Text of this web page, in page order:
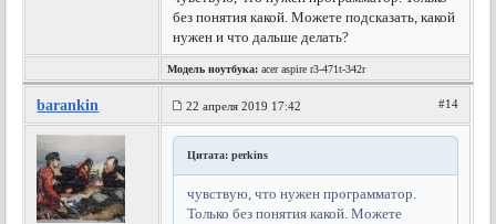
без понятия какой. Можете подсказать, какой
нужен и что дальше делать?
Модель ноутбука: acer aspire r3-471t-342r
barankin 22 апреля 2019 17:42 #14
Цитата: perkins
чувствую, что нужен программатор.
Только без понятия какой. Можете